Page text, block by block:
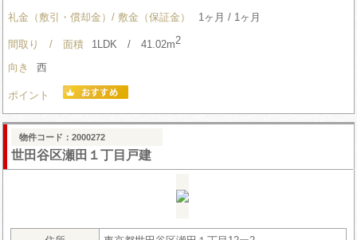
礼金（敷引・償却金）/ 敷金（保証金）
1ヶ月 / 1ヶ月
間取り / 面積 1LDK / 41.02m2
向き 西
ポイント
物件コード：2000272
世田谷区瀬田１丁目戸建